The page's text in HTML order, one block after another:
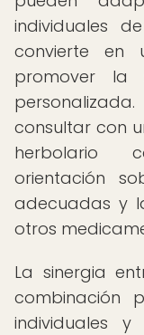
individuales
convierte en
promover la
consultar con
herbolario
orientación
adecuadas y
otros
La sinergia
combinación
individuales y